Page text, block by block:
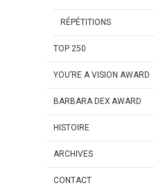
RÉPÉTITIONS
TOP 250
YOU’RE A VISION AWARD
BARBARA DEX AWARD
HISTOIRE
ARCHIVES
CONTACT